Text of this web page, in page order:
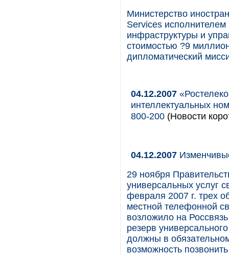
Министерство
Services
инфраструктуры и
стоимостью ?9
дипломатический
04.12.2007
интеллектуальных
800-200 (Новости
04.12.2007
29 ноября
универсальных услуг
февраля 2007 г. трех
местной телефонной
возложило на
резерв
должны в
возможность